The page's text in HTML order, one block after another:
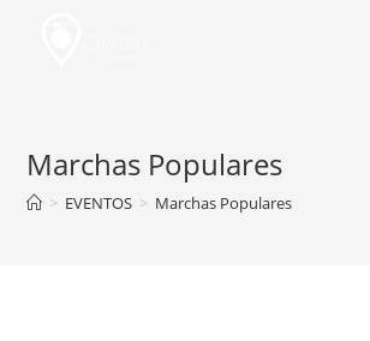
Marchas Populares
> EVENTOS > Marchas Populares